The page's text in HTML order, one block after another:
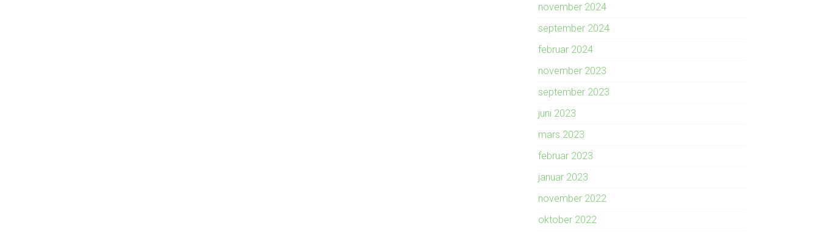
november 2024
september 2024
februar 2024
november 2023
september 2023
juni 2023
mars 2023
februar 2023
januar 2023
november 2022
oktober 2022